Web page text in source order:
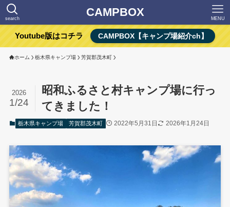
CAMPBOX
search MENU
Youtube版はコチラ CAMPBOX【キャンプ場紹介ch】
ホーム 栃木県キャンプ場 芳賀郡茂木町
昭和ふるさと村キャンプ場に行っ
てきました！
2026
1/24
栃木県キャンプ場 芳賀郡茂木町 2022年5月31日 2026年1月24日